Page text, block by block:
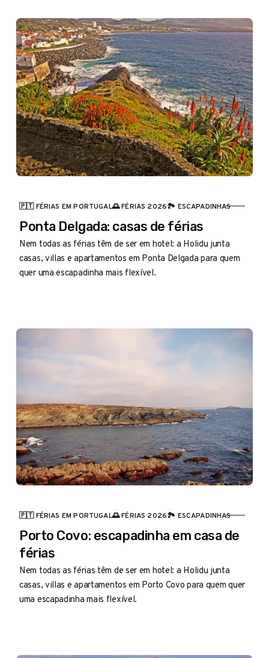
CATEGORIA
🇵🇹 FÉRIAS EM PORTUGAL🌅 FÉRIAS 2026🏞️ ESCAPADINHAS
Ponta Delgada: casas de férias
Nem todas as férias têm de ser em hotel: a Holidu junta
casas, villas e apartamentos em Ponta Delgada para quem
quer uma escapadinha mais flexível.
CATEGORIA
🇵🇹 FÉRIAS EM PORTUGAL🌅 FÉRIAS 2026🏞️ ESCAPADINHAS
Porto Covo: escapadinha em casa de
férias
Nem todas as férias têm de ser em hotel: a Holidu junta
casas, villas e apartamentos em Porto Covo para quem quer
uma escapadinha mais flexível.